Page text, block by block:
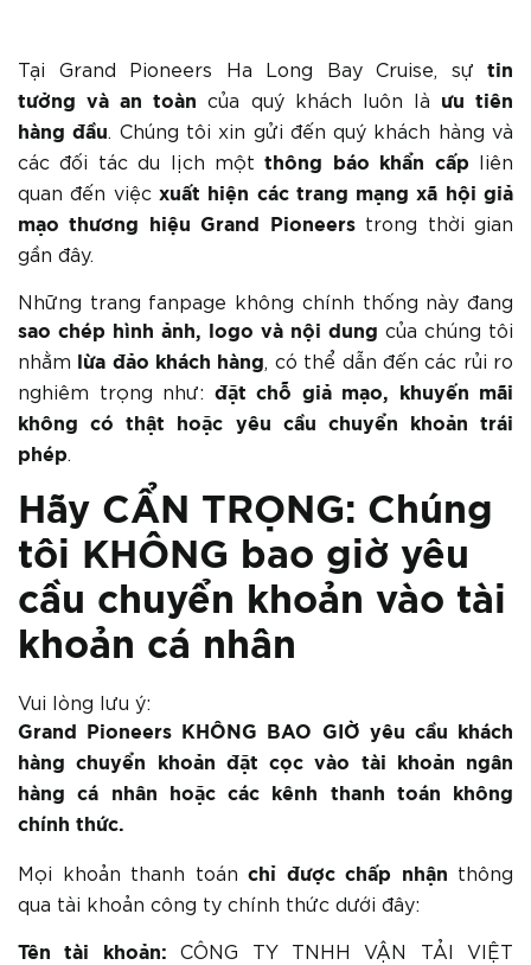
Tại Grand Pioneers Ha Long Bay Cruise, sự
tin
tưởng và an toàn
của quý khách luôn là
ưu tiên
hàng đầu. Chúng tôi xin gửi đến quý khách hàng và
các đối tác du lịch mộtthông báo khẩn cấp
liên
quan đến việc xuất hiện các trang mạng xã hội giả
mạo thương hiệu Grand Pioneerstrong thời gian
gần đây.
Những trang fanpage không chính thống này đang
sao chép hình ảnh, logo và nội dung của chúng tôi
nhằm
lừa đảo khách hàng, có thể dẫn đến các rủi ro
nghiêm trọng như:
đặt chỗ giả mạo, khuyến mãi
không có thật hoặc yêu cầu chuyển khoản trái
phép.
Hãy CẨN TRỌNG: Chúng
tôi KHÔNG bao giờ yêu
cầu chuyển khoản vào tài
khoản cá nhân
Vui lòng lưu ý:
Grand Pioneers KHÔNG BAO GIỜ yêu cầu khách
hàng chuyển khoản đặt cọc vào tài khoản ngân
hàng cá nhân hoặc các kênh thanh toán không
chính thức.
Mọi khoản thanh toán chỉ được chấp nhận
thông
qua tài khoản công ty chính thức dưới đây:
Tên tài khoản:
CÔNG TY TNHH VẬN TẢI VIỆT